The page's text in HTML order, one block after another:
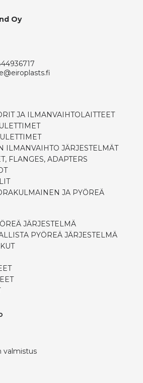
Oy
JA ILMANVAIHTOLAITTEET
ILMANVAIHTO JÄRJESTELMÄT
FLANGES, ADAPTERS
JA PYÖREÄ
JÄRJESTELMÄ
PYÖREÄ JÄRJESTELMÄ
valmistus